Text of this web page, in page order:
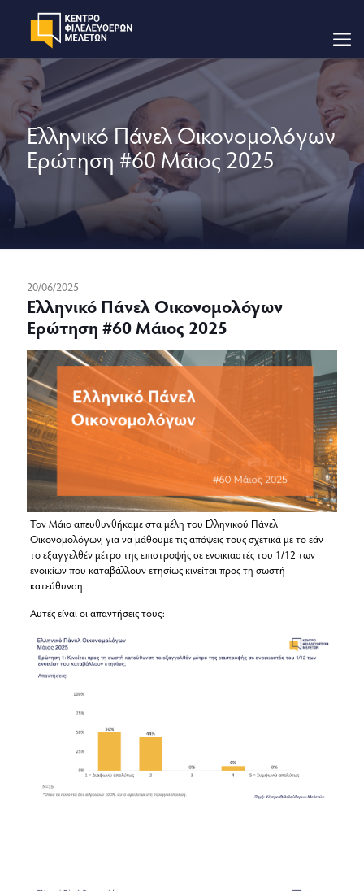
Ελληνικό Πάνελ Οικονομολόγων
Ερώτηση #60 Μάιος 2025
20/06/2025
Ελληνικό Πάνελ Οικονομολόγων
Ερώτηση #60 Μάιος 2025
Τον Μάιο απευθυνθήκαμε στα μέλη του Ελληνικού Πάνελ
Οικονομολόγων, για να μάθουμε τις απόψεις τους σχετικά με το εάν
το εξαγγελθέν μέτρο της επιστροφής σε ενοικιαστές του 1/12 των
ενοικίων που καταβάλλουν ετησίως κινείται προς τη σωστή
κατεύθυνση.
Αυτές είναι οι απαντήσεις τους: